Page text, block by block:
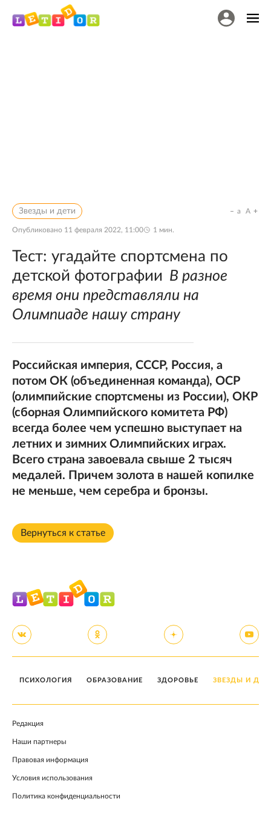
Звезды и дети
Опубликовано 11 февраля 2022, 11:00 1 мин.
a A
Тест: угадайте спортсмена по
детской фотографии В разное
время они представляли на
Олимпиаде нашу страну
Российская империя, СССР, Россия, а
потом ОК (объединенная команда), ОСР
(олимпийские спортсмены из России), ОКР
(сборная Олимпийского комитета РФ)
всегда более чем успешно выступает на
летних и зимних Олимпийских играх.
Всего страна завоевала свыше 2 тысяч
медалей. Причем золота в нашей копилке
не меньше, чем серебра и бронзы.
Вернуться к статье
ПСИХОЛОГИЯ ОБРАЗОВАНИЕ ЗДОРОВЬЕ ЗВЕЗДЫ И
Редакция
Наши партнеры
Правовая информация
Условия использования
Политика конфиденциальности